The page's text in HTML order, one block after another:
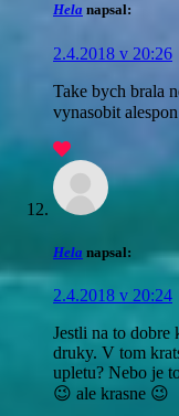
Hela napsal:
2.4.2018 v 20:26
Take bych brala
vynasobit
Hela napsal:
2.4.2018 v 20:24
Jestli na to dobre
druky. V tom
upletu? Nebo je
😉 ale krasne 😉